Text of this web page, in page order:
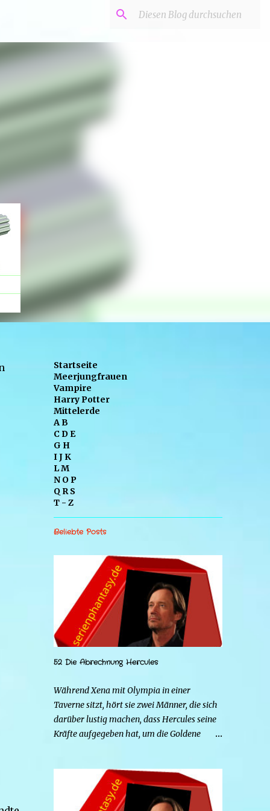
Startseite
Meerjungfrauen
Vampire
Harry Potter
Mittelerde
A B
C D E
G H
I J K
L M
N O P
Q R S
T - Z
Beliebte Posts
52 Die Abrechnung Hercules
Während Xena mit Olympia in einer
Taverne sitzt, hört sie zwei Männer, die sich
darüber lustig machen, dass Hercules seine
Kräfte aufgegeben hat, um die Goldene
Grund zu gehen. Tatsächlich handelt es sich
bei den beiden Männern um Mars und Strife.
Serena ist glücklich mit ihrem neuen Leben